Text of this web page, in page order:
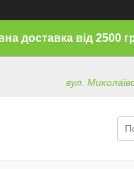
доставка від 2500
вул.